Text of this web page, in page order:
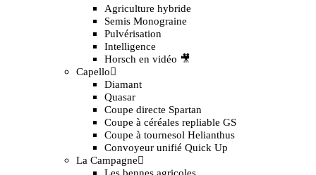
Agriculture hybride
Semis Monograine
Pulvérisation
Intelligence
Horsch en vidéo 🎥
Capello
Diamant
Quasar
Coupe directe Spartan
Coupe à céréales repliable GS
Coupe à tournesol Helianthus
Convoyeur unifié Quick Up
La Campagne
Les bennes agricoles